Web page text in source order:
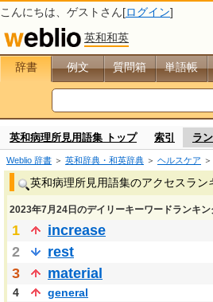
こんにちは、 ゲスト さん[ログイン]
英和和英
辞書 例文 質問箱 単語帳
英和病理所見用語集 トップ 索引 ラ
Weblio 辞書 ＞ 英和辞典・和英辞典 ＞ ヘルスケア ＞
英和病理所見用語集のアクセスラン
2023年7月24日のデイリーキーワードランキン
1
increase
2
rest
3
material
4
general